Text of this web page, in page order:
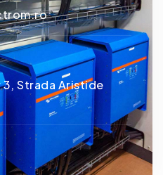
Strada Aristide